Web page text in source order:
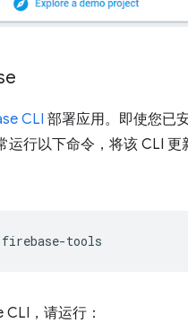
CLI 部署应用。即使您已
运行以下命令，将该 CLI 更
，请运行：